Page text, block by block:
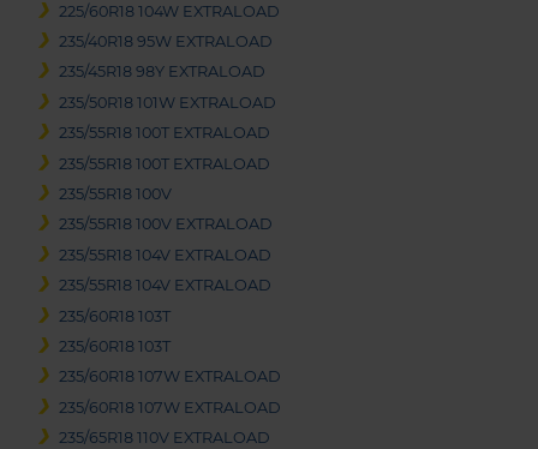
225/60R18 104W EXTRALOAD
235/40R18 95W EXTRALOAD
235/45R18 98Y EXTRALOAD
235/50R18 101W EXTRALOAD
235/55R18 100T EXTRALOAD
235/55R18 100T EXTRALOAD
235/55R18 100V
235/55R18 100V EXTRALOAD
235/55R18 104V EXTRALOAD
235/55R18 104V EXTRALOAD
235/60R18 103T
235/60R18 103T
235/60R18 107W EXTRALOAD
235/60R18 107W EXTRALOAD
235/65R18 110V EXTRALOAD